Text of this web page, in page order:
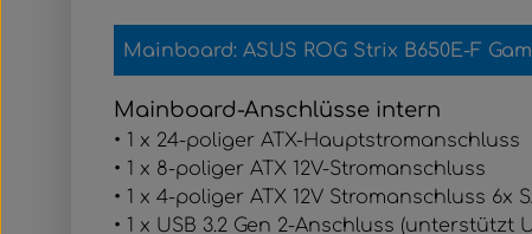
Mainboard: ASUS ROG Strix B650E-F
Mainboard-Anschlüsse intern
• 1 x 24-poliger ATX-Hauptstromanschluss
• 1 x 8-poliger ATX 12V-Stromanschluss
• 1 x 4-poliger ATX 12V Stromanschluss 6x
• 1 x USB 3.2 Gen 2-Anschluss (unterstützt